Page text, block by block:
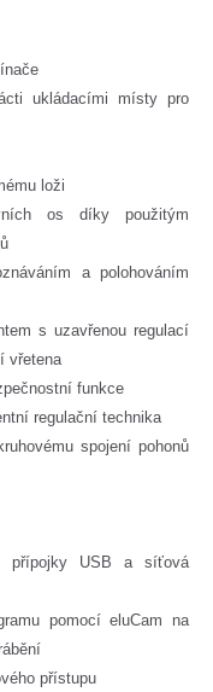
ukládacími místy pro
loži
os díky použitým
a polohováním
s uzavřenou regulací
vřetena
funkce
regulační technika
spojení pohonů
přípojky USB a síťová
pomocí eluCam na
přístupu